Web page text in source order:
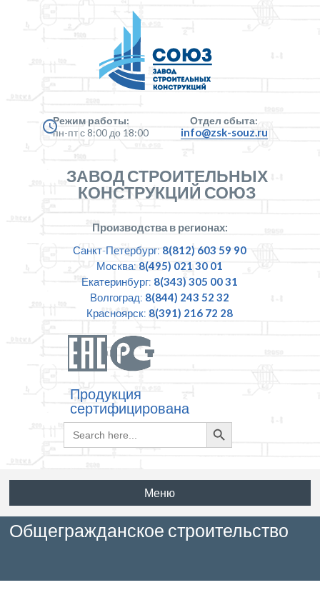
Режим работы:
пн-пт с 8:00 до 18:00
Отдел сбыта:
info@zsk-souz.ru
ЗАВОД СТРОИТЕЛЬНЫХ
КОНСТРУКЦИЙ СОЮЗ
Производства в регионах:
Санкт-Петербург: 8(812) 603 59 90
Москва: 8(495) 021 30 01
Екатеринбург: 8(343) 305 00 31
Волгоград: 8(844) 243 52 32
Красноярск: 8(391) 216 72 28
Продукция
сертифицирована
Search
for:
Search
Button
Меню
Общегражданское строительство